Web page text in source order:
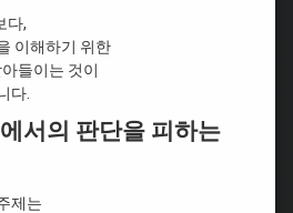
다,
이해하기 위한
들이는 것이
다.
서의 판단을 피하는
제는